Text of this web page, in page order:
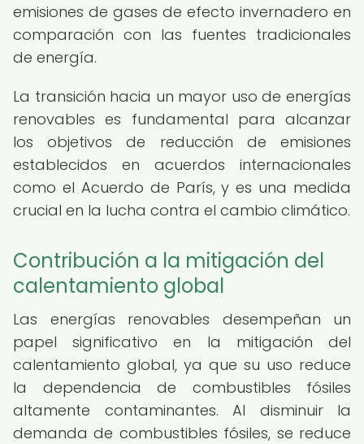
emisiones de gases de efecto invernadero en
comparación con las fuentes tradicionales
de energía.
La transición hacia un mayor uso de energías
renovables es fundamental para alcanzar
los objetivos de reducción de emisiones
establecidos en acuerdos internacionales
como el Acuerdo de París, y es una medida
crucial en la lucha contra el cambio climático.
Contribución a la mitigación del
calentamiento global
Las energías renovables desempeñan un
papel significativo en la mitigación del
calentamiento global, ya que su uso reduce
la dependencia de combustibles fósiles
altamente contaminantes. Al disminuir la
demanda de combustibles fósiles, se reduce